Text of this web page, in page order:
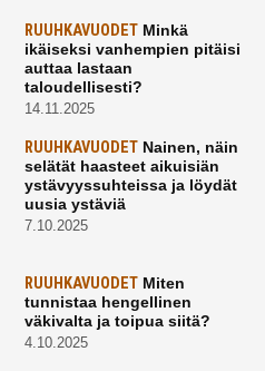
RUUHKAVUODETMinkä
ikäiseksi vanhempien pitäisi
auttaa lastaan
taloudellisesti?
14.11.2025
RUUHKAVUODETNainen, näin
selätät haasteet aikuisiän
ystävyyssuhteissa ja löydät
uusia ystäviä
7.10.2025
RUUHKAVUODETMiten
tunnistaa hengellinen
väkivalta ja toipua siitä?
4.10.2025